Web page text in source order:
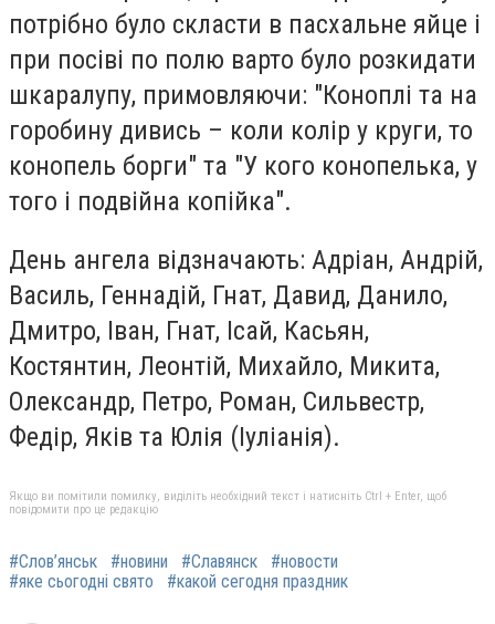
потрібно було скласти в пасхальне яйце і
при посіві по полю варто було розкидати
шкаралупу, примовляючи: "Коноплі та на
горобину дивись – коли колір у круги, то
конопель борги" та "У кого конопелька, у
того і подвійна копійка".
День ангела відзначають: Адріан, Андрій,
Василь, Геннадій, Гнат, Давид, Данило,
Дмитро, Іван, Гнат, Ісай, Касьян,
Костянтин, Леонтій, Михайло, Микита,
Олександр, Петро, Роман, Сильвестр,
Федір, Яків та Юлія (Іуліанія).
Якщо ви помітили помилку, виділіть необхідний текст і натисніть Ctrl + Enter, щоб
повідомити про це редакцію
#Слов’янськ #новини #Славянск
#новости
#яке сьогодні свято
#какой сегодня праздник